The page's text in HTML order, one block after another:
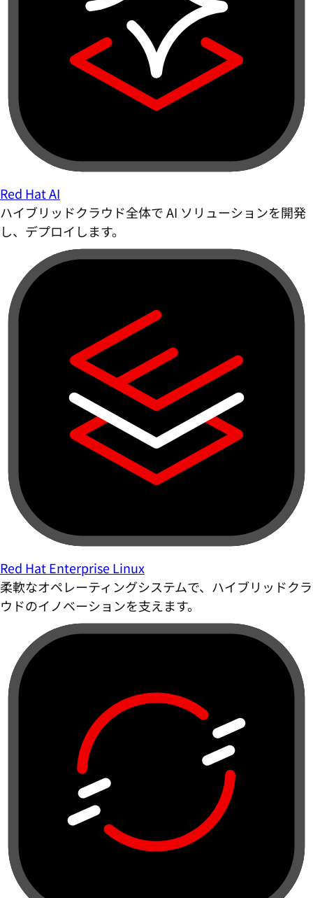
Red Hat AI
ハイブリッドクラウド全体で AI ソリューションを開発
し、デプロイします。
Red Hat Enterprise Linux
柔軟なオペレーティングシステムで、ハイブリッドクラ
ウドのイノベーションを支えます。